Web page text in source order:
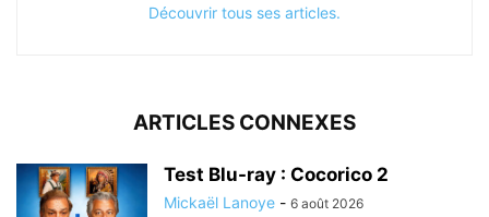
Découvrir tous ses articles.
ARTICLES CONNEXES
Test Blu-ray : Cocorico 2
Mickaël Lanoye - 6 août 2026